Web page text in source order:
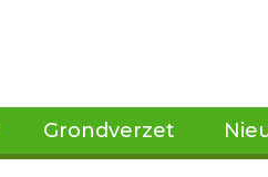
Grondverzet